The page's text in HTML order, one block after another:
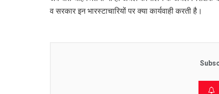
व सरकार इन भारस्टाचारियों पर क्या कार्यवाही करती है।